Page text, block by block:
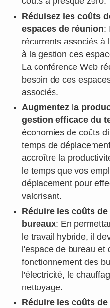
Réduisez les coûts
espaces de réunion:
récurrents associés à
à la gestion des
La conférence Web
besoin de ces
associés.
Augmentez la
gestion efficace du
économies de coûts
temps de
accroître la
le temps que vos
déplacement pour
valorisant.
Réduire les coûts
bureaux: En
le travail hybride, il
l'espace de bureau et
fonctionnement des
l'électricité, le
nettoyage.
Réduire les coûts